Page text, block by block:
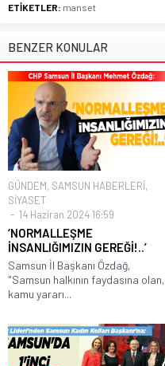
ETİKETLER: manset
BENZER KONULAR
GÜNDEM, SAMSUN HABERLERİ,
SİYASET
14 Haziran 2024 16:59
‘NORMALLEŞME
İNSANLIĞIMIZIN GEREĞİ!..’
Samsun İl Başkanı Özdağ,
"Samsun halkının faydasına olan,
kamu yararı...